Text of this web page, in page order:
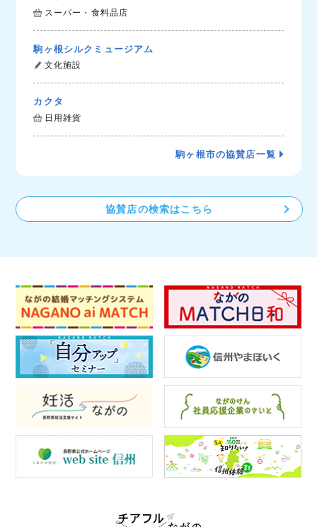
スーパー・食料品店
駒ヶ根シルクミュージアム
文化施設
カクタ
日用雑貨
駒ヶ根市の協賛店一覧
協賛店の検索はこちら